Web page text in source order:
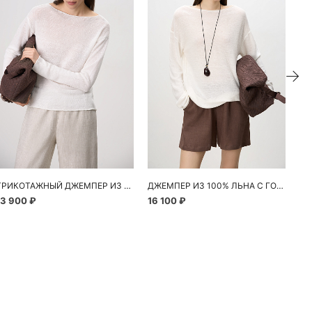
ТРИКОТАЖНЫЙ ДЖЕМПЕР ИЗ 100% ЛЬНА
900 ₽
ДЖЕМПЕР ИЗ 100% ЛЬНА С ГОРЛОВИНОЙ ЛОДОЧКОЙ
16 100 ₽